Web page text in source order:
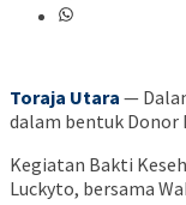
Toraja Utara —
dalam bentuk Donor
Kegiatan Bakti
Luckyto, bersama